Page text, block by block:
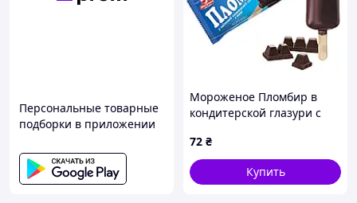
Персональные товарные
подборки в приложении
Мороженое Пломбир в
кондитерской глазури с
Арт.74470
72 ₴
Купить